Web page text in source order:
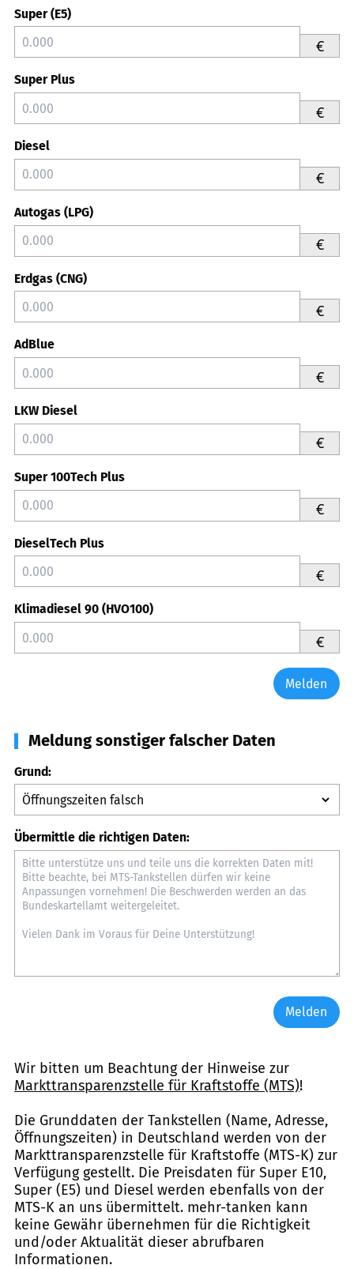
Super (E5)
€
Super Plus
€
Diesel
€
Autogas (LPG)
€
Erdgas (CNG)
€
AdBlue
€
LKW Diesel
€
Super 100Tech Plus
€
DieselTech Plus
€
Klimadiesel 90 (HVO100)
€
Melden
Meldung sonstiger falscher Daten
Grund:
Übermittle die richtigen Daten:
Melden
Wir bitten um Beachtung der Hinweise zur
Markttransparenzstelle für Kraftstoffe (MTS)!
Die Grunddaten der Tankstellen (Name, Adresse,
Öffnungszeiten) in Deutschland werden von der
Markttransparenzstelle für Kraftstoffe (MTS-K) zur
Verfügung gestellt. Die Preisdaten für Super E10,
Super (E5) und Diesel werden ebenfalls von der
MTS-K an uns übermittelt. mehr-tanken kann
keine Gewähr übernehmen für die Richtigkeit
und/oder Aktualität dieser abrufbaren
Informationen.